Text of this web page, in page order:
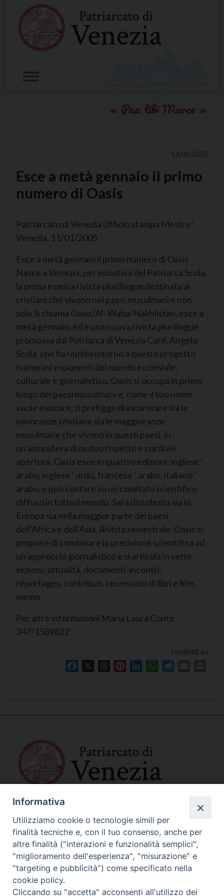
content
Pax tibi Marce
14/01/2005
Esce a metà gennaio il primo
numero di Oasis
Patriarcato di Venezia Ufficio stampa Mestre ‘
Venezia, 11/01/2005
Esce a metà gennaio il primo numero di Oasis
Nasce a Venezia, per iniziativa del Patriarca Scola,
la prima e unica rivista plurilingue destinata ai
cristiani che vivono nei paesi musulmani e non
solo Si chiama Oasis/Al- Waha/Nakhlistan, esce a
metà gennaio, ed è una nuova rivista plurilingue
promossa dal Patriarca di Venezia Card. Angelo
Scola, che ha riunito intorno a questo progetto
numerosi esponenti del mondo ecclesiale,
culturale e giornalistico. Oasis si occupa in primo
luogo dei paesi musulmani e, come il suo nome
vuole evocare, si prefigge di incontrare sia le
minoranze cristiane sia le maggioranze
musulmane che vivono in questi paesi, in
un’atmosfera di mutuo rispetto e cordiale
apertura. Oasis esce in quattro edizioni: inglese ‘
arabo, inglese ‘ urdu, francese ‘ arabo, italiano ‘
arabo, e può contare su un comitato scientifico
diffuso in tutto il mondo. Sarà distribuita sia in
Europa sia nella maggior parte dei paesi
dell’Africa e dell’Asia. Rivista semestrale, Oasis si
propone di combinare la precisione scientifica ad
un approccio giornalistico e si articola in sette
sezioni: attualità, documenti, incontri,
réportages, contributi, recensioni di libri e film,
memo.
Per altre informazioni Maria Laura Conte
347/1589822
condividi su
Facebook ThreadsPinterestLinkedInWhatsApp
SEDE PRINCIPALE
Palazzo Patriarcale
San Marco, 320/A – 30124 Venezia
Tel. 041-2702411
e-mail curia@patriarcatovenezia.it
Indirizzo PEC: patriarcatovenezia@pec.chiesacattolica.it
Policy Privacy
Informativa
Utilizziamo cookie o tecnologie simili per
finalità tecniche e, con il tuo consenso, anche per
altre finalità ("interazioni e funzionalità semplici",
"miglioramento dell'esperienza", "misurazione" e
"targeting e pubblicità") come specificato nella
cookie policy.
Cliccando su "accetta" acconsenti all'utilizzo dei